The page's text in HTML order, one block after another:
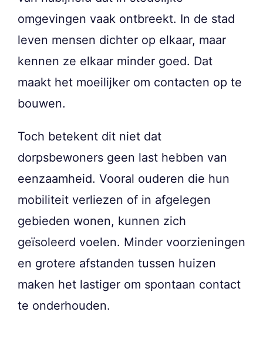
omgevingen vaak ontbreekt. In de stad
leven mensen dichter op elkaar, maar
kennen ze elkaar minder goed. Dat
maakt het moeilijker om contacten op te
bouwen.
Toch betekent dit niet dat
dorpsbewoners geen last hebben van
eenzaamheid. Vooral ouderen die hun
mobiliteit verliezen of in afgelegen
gebieden wonen, kunnen zich
geïsoleerd voelen. Minder voorzieningen
en grotere afstanden tussen huizen
maken het lastiger om spontaan contact
te onderhouden.